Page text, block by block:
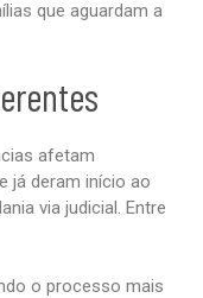
que aguardam a
afetam
já deram início ao
via judicial. Entre
o processo mais